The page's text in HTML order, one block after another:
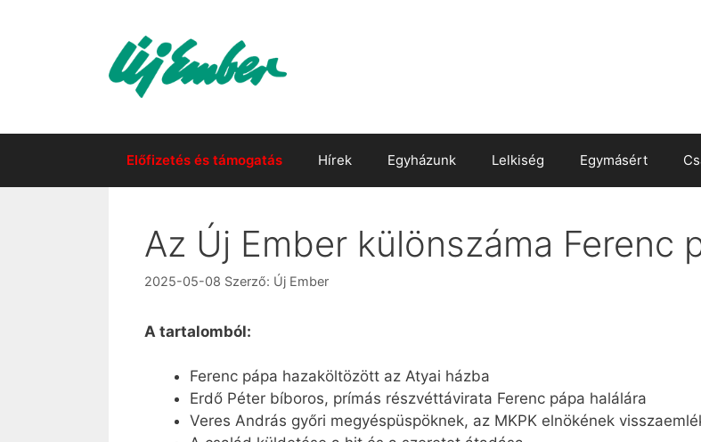
Előfizetés és támogatás Hírek Egyházunk Lelkiség Egymásért
Az Új Ember különszáma Ferenc
2025-05-08 Szerző: Új Ember
A tartalomból:
Ferenc pápa hazaköltözött az Atyai házba
Erdő Péter bíboros, prímás részvéttávirata Ferenc pápa halálára
Veres András győri megyéspüspöknek, az MKPK elnökének